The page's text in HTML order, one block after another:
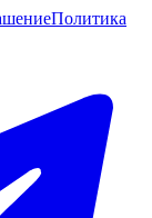
Политика